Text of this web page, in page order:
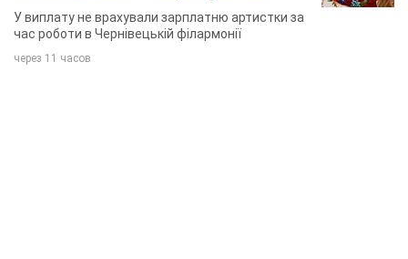
співачка
У виплату не врахували зарплатню артистки за
час роботи в Чернівецькій філармонії
через 11 часов